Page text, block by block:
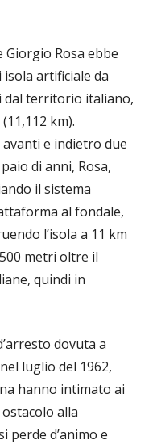
Rosa ebbe
artificiale da
dal territorio italiano,
km).
e indietro due
di anni, Rosa,
il sistema
al fondale,
l’isola a 11 km
metri oltre il
quindi in
dovuta a
luglio del 1962,
hanno intimato ai
alla
perde d’animo e